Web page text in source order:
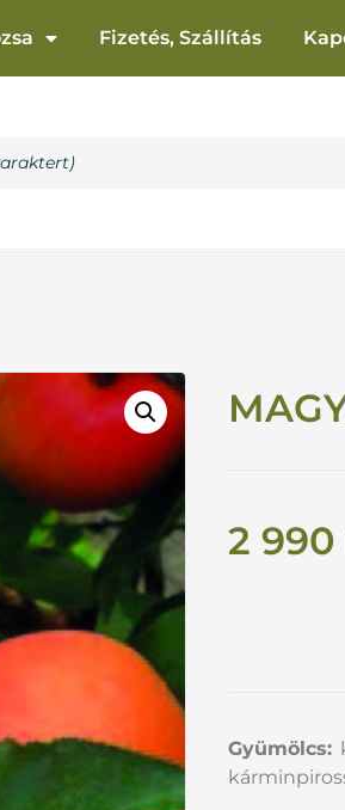
Fizetés, Szállítás
2 990
Gyümölcs: